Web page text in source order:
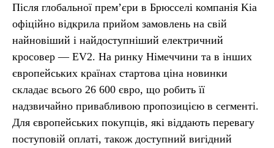
Після глобальної прем’єри в Брюсселі компанія Kia
офіційно відкрила прийом замовлень на свій
найновіший і найдоступніший електричний
кросовер — EV2. На ринку Німеччини та в інших
європейських країнах стартова ціна новинки
складає всього 26 600 євро, що робить її
надзвичайно привабливою пропозицією в сегменті.
Для європейських покупців, які віддають перевагу
поступовій оплаті, також доступний вигідний